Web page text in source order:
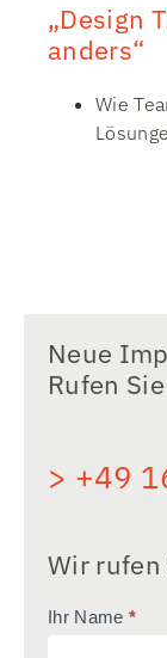
„Design
anders“
Wie
Neue
Rufen
> +49
Wir rufen
call-
Ihr Name *